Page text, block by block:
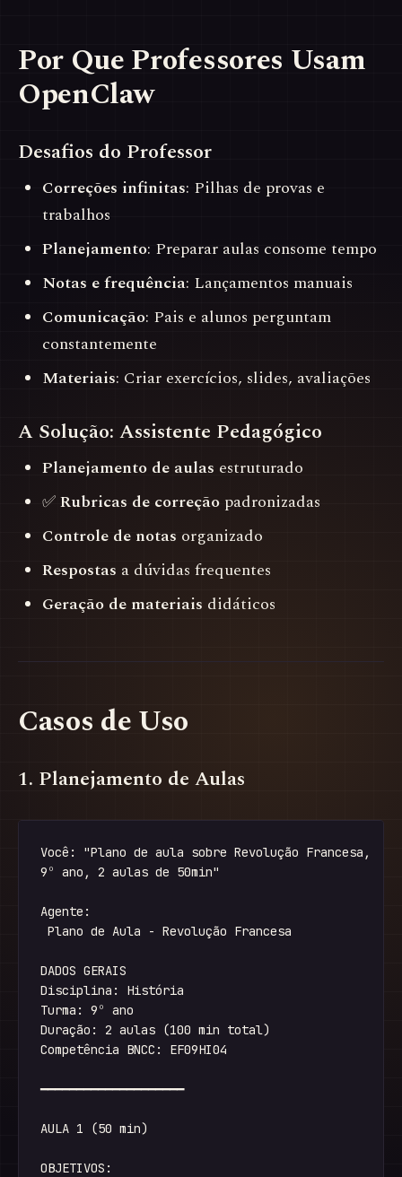
Por Que Professores Usam
OpenClaw
Desafios do Professor
Correções infinitas: Pilhas de provas e
trabalhos
Planejamento: Preparar aulas consome tempo
Notas e frequência: Lançamentos manuais
Comunicação: Pais e alunos perguntam
constantemente
Materiais: Criar exercícios, slides, avaliações
A Solução: Assistente Pedagógico
Planejamento de aulas estruturado
✅Rubricas de correção padronizadas
Controle de notas organizado
Respostas a dúvidas frequentes
Geração de materiais didáticos
Casos de Uso
1. Planejamento de Aulas
Você: "Plano de aula sobre Revolução Francesa,
9º ano, 2 aulas de 50min"
Agente:
Plano de Aula - Revolução Francesa
DADOS GERAIS
Disciplina: História
Turma: 9º ano
Duração: 2 aulas (100 min total)
Competência BNCC: EF09HI04
━━━━━━━━━━━━━━━━━━━━
AULA 1 (50 min)
OBJETIVOS: